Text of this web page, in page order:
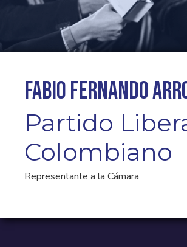
Fabio Fernando
Partido
Colombiano
Representante a la Cámara